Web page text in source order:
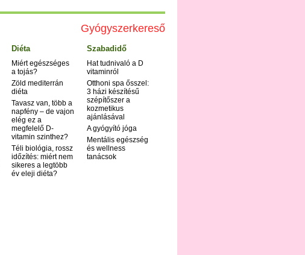
Gyógyszerkereső
Diéta
Miért egészséges
a tojás?
Zöld mediterrán
diéta
Tavasz van, több a
napfény – de vajon
elég ez a
megfelelő D-
vitamin szinthez?
Téli biológia, rossz
időzítés: miért nem
sikeres a legtöbb
év eleji diéta?
Szabadidő
Hat tudnivaló a D
vitaminról
Otthoni spa ősszel:
3 házi készítésű
szépítőszer a
kozmetikus
ajánlásával
A gyógyító jóga
Mentális egészség
és wellness
tanácsok